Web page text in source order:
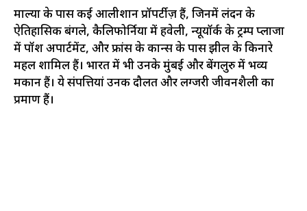
माल्या के पास कई आलीशान प्रॉपर्टीज़ हैं, जिनमें लंदन के
ऐतिहासिक बंगले, कैलिफोर्निया में हवेली, न्यूयॉर्क के ट्रम्प प्लाजा
में पॉश अपार्टमेंट, और फ्रांस के कान्स के पास झील के किनारे
महल शामिल हैं। भारत में भी उनके मुंबई और बेंगलुरु में भव्य
मकान हैं। ये संपत्तियां उनकी दौलत और लग्जरी जीवनशैली का
प्रमाण हैं।